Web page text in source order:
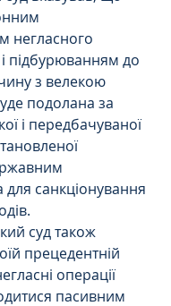
негласного
і підбурюванням до
з велекою
подолана за
і передбачуваної
для санкціонування
суд також
прецедентній
операції
пасивним